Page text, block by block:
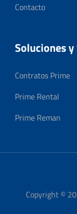
Contacto
Soluciones
Contratos Prime
Prime Rental
Prime Reman
Copyright ©